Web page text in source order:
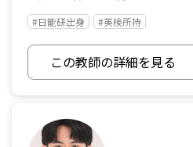
#日能研出身 #英検所持
この教師の詳細を見る